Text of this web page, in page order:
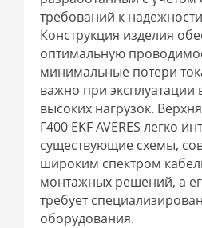
требований к
Конструкция изделия
оптимальную
минимальные потери
важно при эксплуатации
высоких нагрузок.
Г400 EKF AVERES легко
существующие схемы,
широким спектром
монтажных решений, а
требует
оборудования.